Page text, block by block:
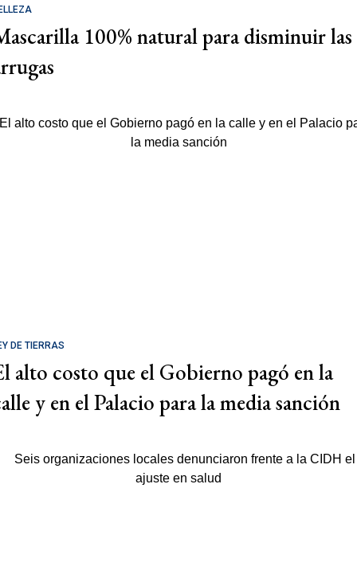
100% natural para disminuir las
DE TIERRAS
alto costo que el Gobierno pagó en la
y en el Palacio para la media sanción